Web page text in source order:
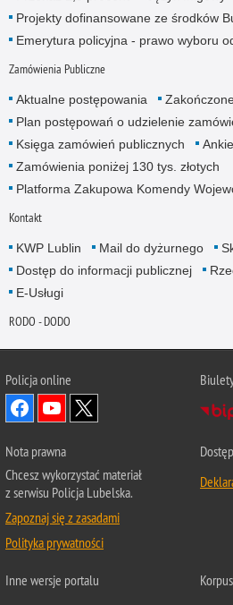
Projekty dofinansowane ze środków
Emerytura policyjna - prawo wyboru
Zamówienia Publiczne
Aktualne postępowania
Plan postępowań o udzielenie
Księga zamówień publicznych
Zamówienia poniżej 130 tys. złotych
Platforma Zakupowa Komendy
Kontakt
KWP Lublin Mail do dyżurnego
Dostęp do informacji publicznej
E-Usługi
RODO - DODO
Policja online
Nota prawna
Chcesz wykorzystać materiał
z serwisu Policja Lubelska.
Zapoznaj się z zasadami
Polityka prywatności
Inne wersje portalu